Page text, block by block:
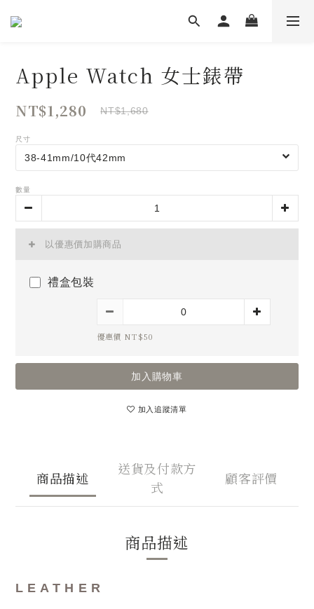
Apple Watch 女士錶帶
NT$1,280 NT$1,680
尺寸
數量
以優惠價加購商品
禮盒包裝
優惠價 NT$50
加入購物車
加入追蹤清單
商品描述
送貨及付款方
式
顧客評價
商品描述
L E A T H E R